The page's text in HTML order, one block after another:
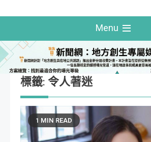
Menu
標籤: 令人著迷
1 MIN READ